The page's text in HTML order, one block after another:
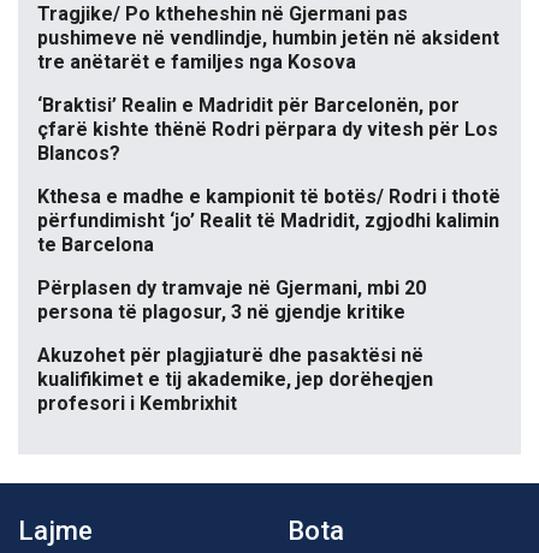
Tragjike/ Po ktheheshin në Gjermani pas
pushimeve në vendlindje, humbin jetën në aksident
tre anëtarët e familjes nga Kosova
‘Braktisi’ Realin e Madridit për Barcelonën, por
çfarë kishte thënë Rodri përpara dy vitesh për Los
Blancos?
Kthesa e madhe e kampionit të botës/ Rodri i thotë
përfundimisht ‘jo’ Realit të Madridit, zgjodhi kalimin
te Barcelona
Përplasen dy tramvaje në Gjermani, mbi 20
persona të plagosur, 3 në gjendje kritike
Akuzohet për plagjiaturë dhe pasaktësi në
kualifikimet e tij akademike, jep dorëheqjen
profesori i Kembrixhit
Lajme Bota